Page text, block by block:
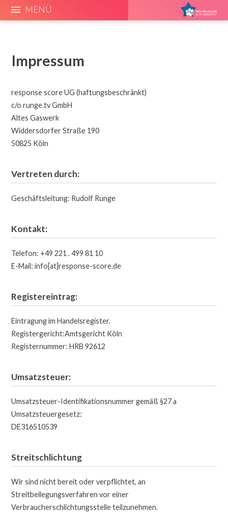
MENÜ
Impressum
response score UG (haftungsbeschränkt)
c/o runge.tv GmbH
Altes Gaswerk
Widdersdorfer Straße 190
50825 Köln
Vertreten durch:
Geschäftsleitung: Rudolf Runge
Kontakt:
Telefon: +49 221 . 499 81 10
E-Mail: info[at]response-score.de
Registereintrag:
Eintragung im Handelsregister.
Registergericht:Amtsgericht Köln
Registernummer: HRB 92612
Umsatzsteuer:
Umsatzsteuer-Identifikationsnummer gemäß §27 a
Umsatzsteuergesetz:
DE316510539
Streitschlichtung
Wir sind nicht bereit oder verpflichtet, an
Streitbeilegungsverfahren vor einer
Verbraucherschlichtungsstelle teilzunehmen.